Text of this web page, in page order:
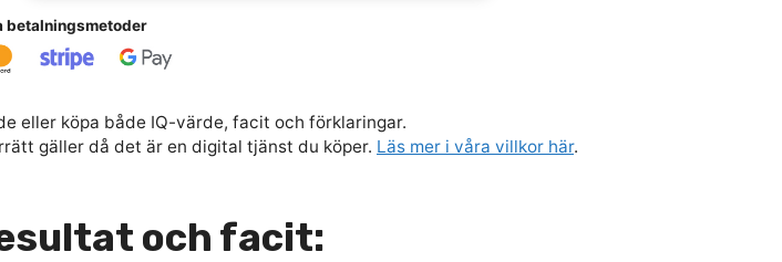
betalningsmetoder
eller köpa både IQ-värde, facit och förklaringar.
gäller då det är en digital tjänst du köper. Läs mer i våra villkor här.
och facit: